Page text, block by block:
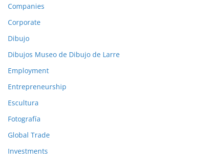
Companies
Corporate
Dibujo
Dibujos Museo de Dibujo de Larre
Employment
Entrepreneurship
Escultura
Fotografía
Global Trade
Investments